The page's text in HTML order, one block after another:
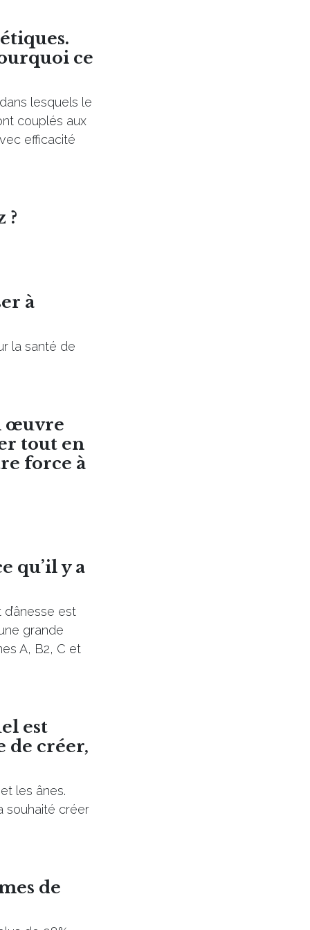
ce
lesquels le
couplés aux
efficacité
?
à
la santé de
œuvre
tout en
force à
qu’il y a
est
grande
A, B2, C et
est
de créer,
les ânes.
souhaité créer
de